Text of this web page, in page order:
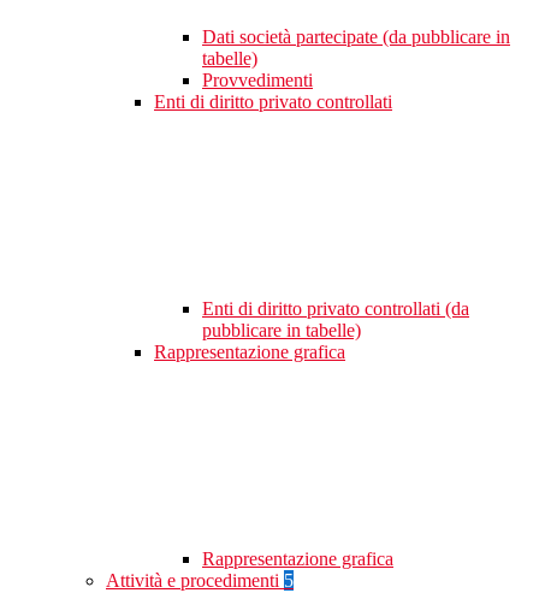
Dati società partecipate (da pubblicare in
tabelle)
Provvedimenti
Enti di diritto privato controllati
Enti di diritto privato controllati (da
pubblicare in tabelle)
Rappresentazione grafica
Rappresentazione grafica
Attività e procedimenti 5